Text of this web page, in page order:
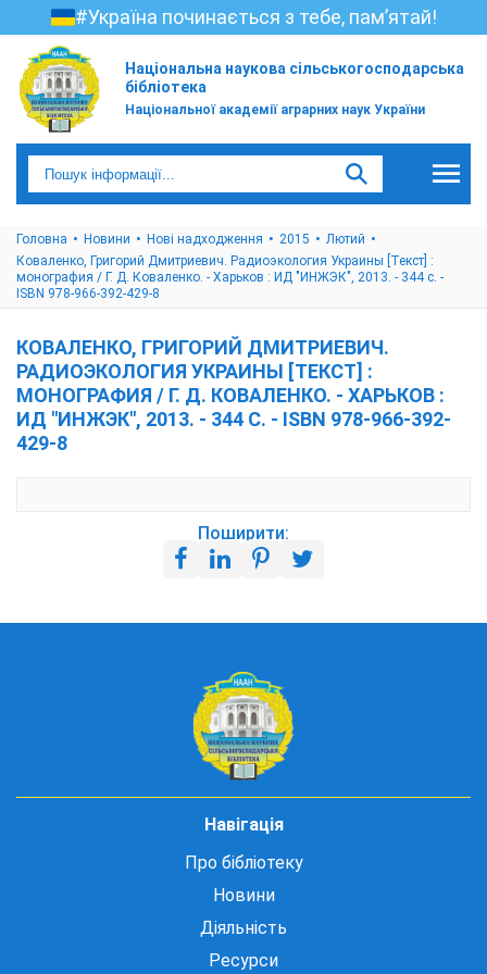
#Україна починається з тебе, пам’ятай!
Національна наукова сільськогосподарська
бібліотека
Національної академії аграрних наук України
Головна Новини Нові надходження 2015
Лютий
Коваленко, Григорий Дмитриевич. Радиоэкология Украины [Текст] :
монография / Г. Д. Коваленко. - Харьков : ИД "ИНЖЭК", 2013. - 344 с. -
ISBN 978-966-392-429-8
КОВАЛЕНКО, ГРИГОРИЙ ДМИТРИЕВИЧ.
РАДИОЭКОЛОГИЯ УКРАИНЫ [ТЕКСТ] :
МОНОГРАФИЯ / Г. Д. КОВАЛЕНКО. - ХАРЬКОВ :
ИД "ИНЖЭК", 2013. - 344 С. - ISBN 978-966-392-
429-8
Поширити:
Навігація
Про бібліотеку
Новини
Діяльність
Ресурси